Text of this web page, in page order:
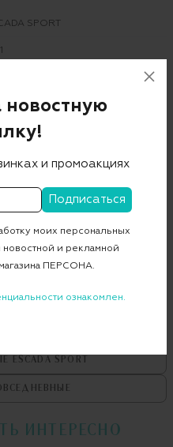
SPORT
выдачи
ESCADA SPORT
ИНТЕРЕСНО
новостную
и промоакциях
моих персональных
и рекламной
ПЕРСОНА.
ознакомлен.